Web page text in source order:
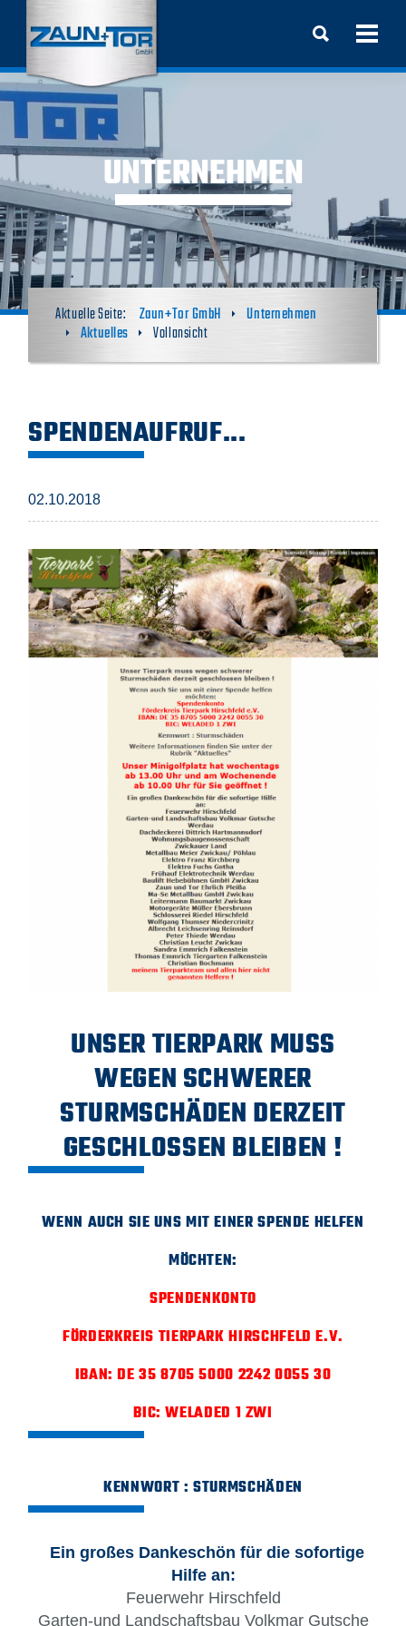
UNTERNEHMEN
Zaun+Tor GmbH
Unternehmen
Aktuelles
Vollansicht
SPENDENAUFRUF...
02.10.2018
UNSER TIERPARK MUSS
WEGEN SCHWERER
STURMSCHÄDEN DERZEIT
GESCHLOSSEN BLEIBEN !
WENN AUCH SIE UNS MIT EINER SPENDE HELFEN
MÖCHTEN:
SPENDENKONTO
FÖRDERKREIS TIERPARK HIRSCHFELD E.V.
IBAN: DE 35 8705 5000 2242 0055 30
BIC: WELADED 1 ZWI
KENNWORT : STURMSCHÄDEN
Ein großes Dankeschön für die sofortige
Hilfe an:
Feuerwehr Hirschfeld
Garten-und Landschaftsbau Volkmar Gutsche